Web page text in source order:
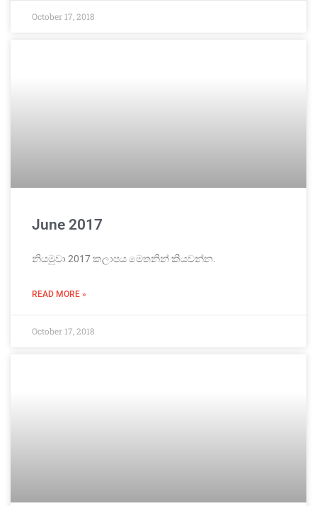
October 17, 2018
June 2017
නියමුවා 2017 කලාපය මෙතනින් කියවන්න.
READ MORE »
October 17, 2018